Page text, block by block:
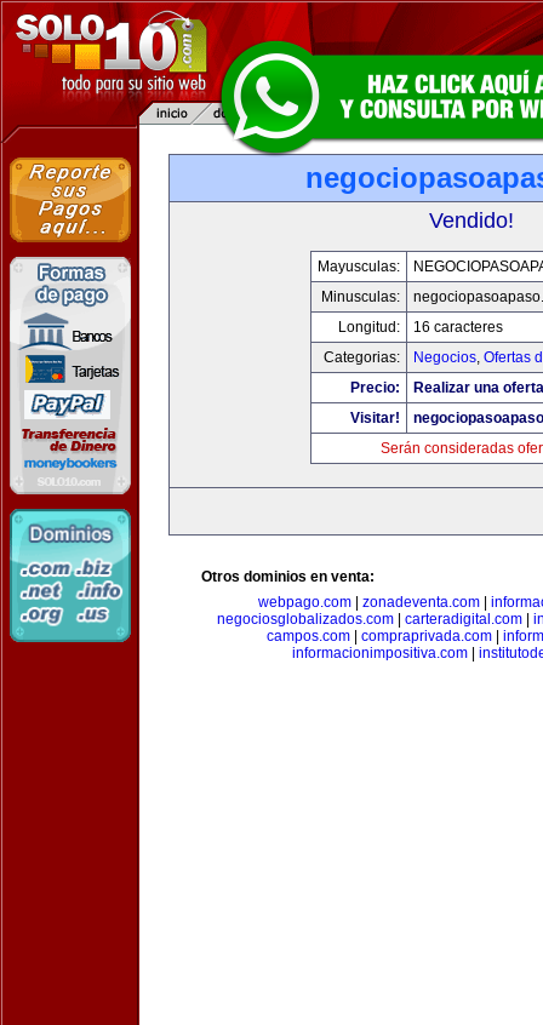
Vendido!
Mayusculas:
Minusculas:
Longitud:
16 caracteres
Categorias:
Negocios, Ofertas
Precio:
Realizar una
Visitar!
Serán consideradas
Otros dominios en venta:
webpago.com
zonadeventa.com
negociosglobalizados.com
carteradigital.com
campos.com
compraprivada.com
informacionimpositiva.com